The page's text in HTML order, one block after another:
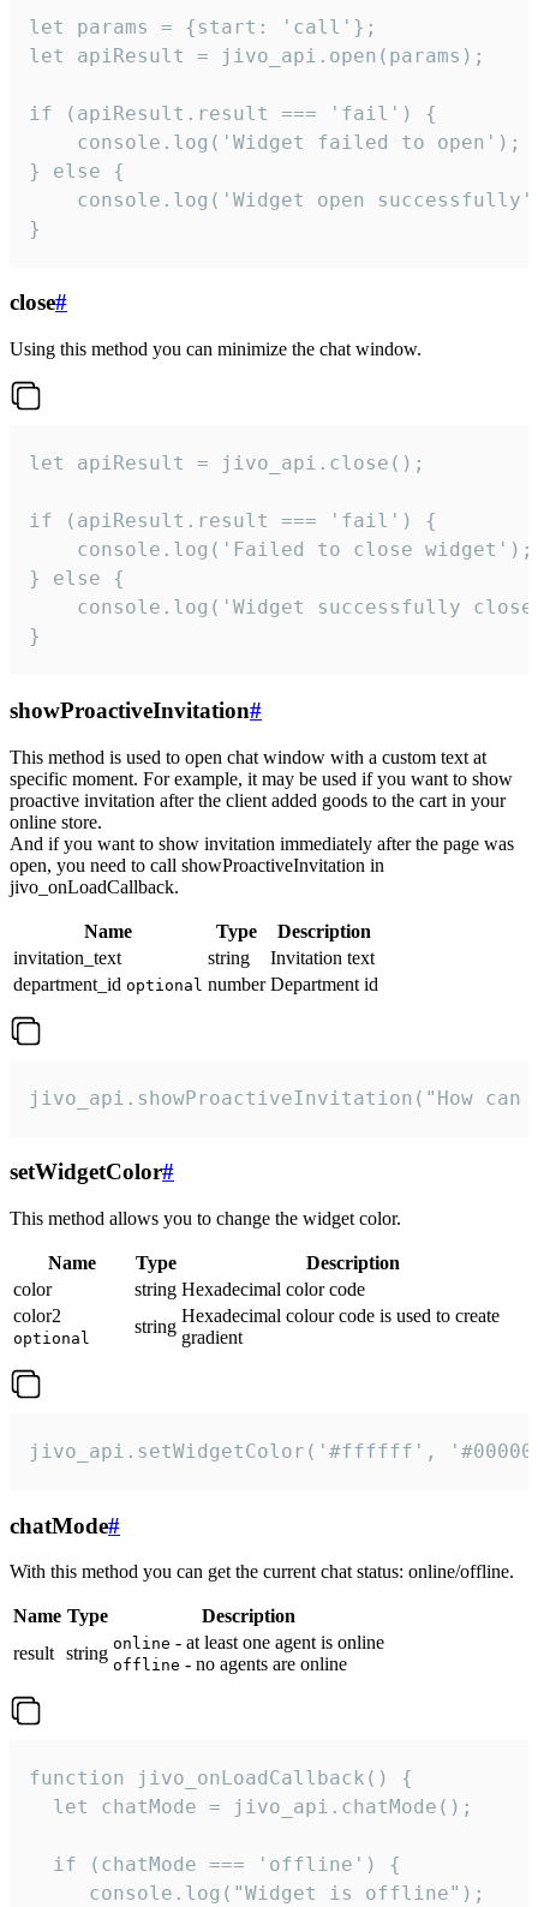
let params = {start: 'call'};
let apiResult = jivo_api.open(params);
if (apiResult.result === 'fail') {
    console.log('Widget failed to open');
} else {
console.log('Widget open
}
close#
Using this method you can minimize the chat window.
let apiResult = jivo_api.close();
if (apiResult.result === 'fail') {
    console.log('Failed to close widget');
} else {
console.log('Widget successfully
}
showProactiveInvitation#
This method is used to open chat window with a custom text at
specific moment. For example, it may be used if you want to show
proactive invitation after the client added goods to the cart in your
online store.
And if you want to show invitation immediately after the page was
open, you need to call showProactiveInvitation in
jivo_onLoadCallback.
Name Type
Description
invitation_text
string
Invitation text
department_id optional number Department id
jivo_api.showProactiveInvitation("How
setWidgetColor#
This method allows you to change the widget color.
Name Type
Description
color
string Hexadecimal color code
color2
optional
string
Hexadecimal colour code is used to create
gradient
jivo_api.setWidgetColor('#ffffff',
chatMode#
With this method you can get the current chat status: online/offline.
Name Type
Description
result string online - at least one agent is online
offline - no agents are online
function jivo_onLoadCallback() {
  let chatMode = jivo_api.chatMode();
  if (chatMode === 'offline') {
     console.log("Widget is offline");